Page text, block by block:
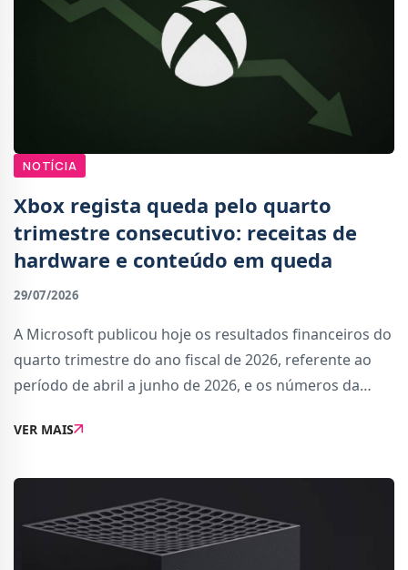
NOTÍCIA
Xbox regista queda pelo quarto
trimestre consecutivo: receitas de
hardware e conteúdo em queda
29/07/2026
A Microsoft publicou hoje os resultados financeiros do
quarto trimestre do ano fiscal de 2026, referente ao
período de abril a junho de 2026, e os números da
consecutivo em que as receitas da Xbox
VER MAIS